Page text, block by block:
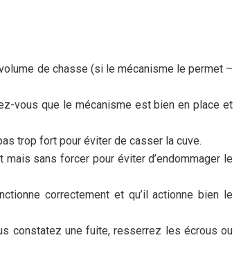
de chasse (si le mécanisme le permet –
vous que le mécanisme est bien en place et
trop fort pour éviter de casser la cuve.
mais sans forcer pour éviter d’endommager le
correctement et qu’il actionne bien le
constatez une fuite, resserrez les écrous ou